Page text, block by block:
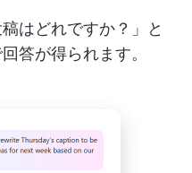
はどれですか？」と
答が得られます。